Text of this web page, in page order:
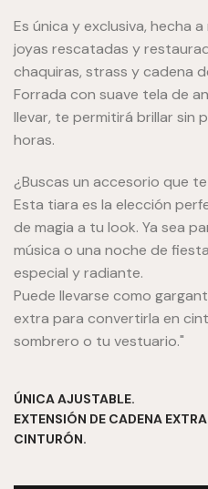
Es única y exclusiva, hecha
joyas rescatadas y
chaquiras, strass y cadena
Forrada con suave tela de
llevar, te permitirá brillar sin
horas.
¿Buscas un accesorio que
Esta tiara es la elección
de magia a tu look. Ya sea
música o una noche de
especial y radiante.
Puede llevarse como
extra para convertirla en
sombrero o tu vestuario."
ÚNICA AJUSTABLE.
EXTENSIÓN DE CADENA
CINTURÓN.